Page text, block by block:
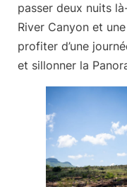
passer deux nuits
River Canyon et
profiter d’une
et sillonner la